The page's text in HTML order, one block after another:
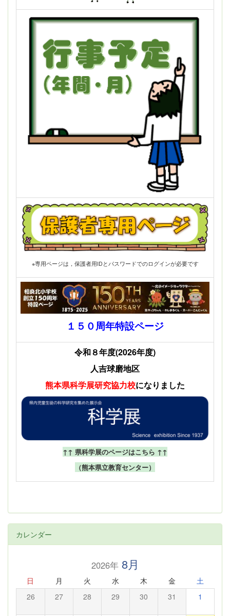
※専用ページは，保護者用IDとパスワードでのログインが必要です
１５０周年特設ページ
令和８年度(2026年度)
人吉球磨地区
熊本県科学展研究協力校になりました
↑↑ 県科学展のページはこちら ↑↑
（熊本県立教育センター）
カレンダー
2026年8月
日 月 火 水 木 金 土
26 27 28 29 30 31 1